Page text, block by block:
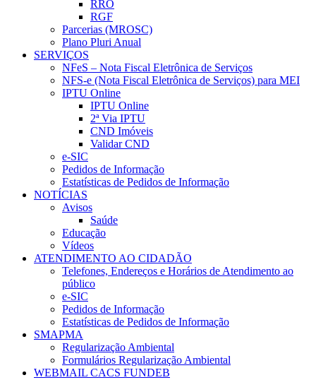
RRO
RGF
Parcerias (MROSC)
Plano Pluri Anual
SERVIÇOS
NFeS – Nota Fiscal Eletrônica de Serviços
NFS-e (Nota Fiscal Eletrônica de Serviços) para MEI
IPTU Online
IPTU Online
2ª Via IPTU
CND Imóveis
Validar CND
e-SIC
Pedidos de Informação
Estatísticas de Pedidos de Informação
NOTÍCIAS
Avisos
Saúde
Educação
Vídeos
ATENDIMENTO AO CIDADÃO
Telefones, Endereços e Horários de Atendimento ao
público
e-SIC
Pedidos de Informação
Estatísticas de Pedidos de Informação
SMAPMA
Regularização Ambiental
Formulários Regularização Ambiental
WEBMAIL CACS FUNDEB